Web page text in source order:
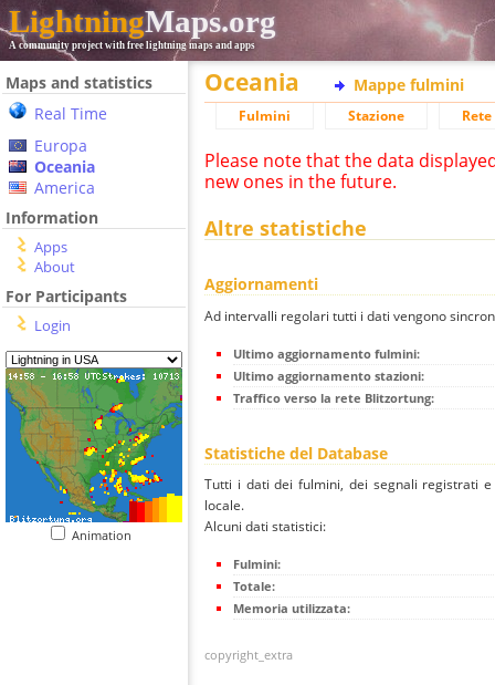
LightningMaps.org
A community project with free lightning maps and apps
Maps and statistics
Real Time
Europa
Oceania
America
Information
Apps
About
For Participants
Login
Animation
Oceania Mappe fulmini
Fulmini Stazione
Please note that the data
new ones in the future.
Altre statistiche
Aggiornamenti
Ad intervalli regolari tutti i dati vengono
Ultimo aggiornamento fulmini:
Ultimo aggiornamento stazioni:
Traffico verso la rete Blitzortung:
Statistiche del Database
Tutti i dati dei fulmini, dei segnali registrati
locale.
Alcuni dati statistici:
Fulmini:
Totale:
Memoria utilizzata:
copyright_extra